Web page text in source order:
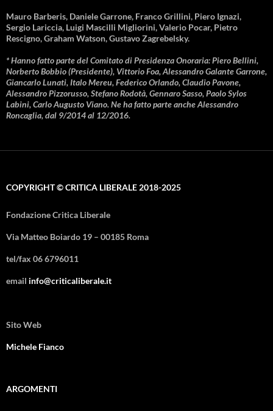
Mauro Barberis, Daniele Garrone, Franco Grillini, Piero Ignazi,
Sergio Lariccia, Luigi Mascilli Migliorini, Valerio Pocar, Pietro
Rescigno, Graham Watson, Gustavo Zagrebelsky.
* Hanno fatto parte del Comitato di Presidenza Onoraria: Piero Bellini,
Norberto Bobbio (Presidente), Vittorio Foa, Alessandro Galante Garrone,
Giancarlo Lunati, Italo Mereu, Federico Orlando, Claudio Pavone,
Alessandro Pizzorusso, Stefano Rodotà, Gennaro Sasso, Paolo Sylos
Labini, Carlo Augusto Viano. Ne ha fatto parte anche Alessandro
Roncaglia, dal 9/2014 al 12/2016.
COPYRIGHT © CRITICA LIBERALE 2018-2025
Fondazione Critica Liberale
Via Matteo Boiardo 19 – 00185 Roma
tel/fax 06 6796011
email info@criticaliberale.it
Sito Web
Michele Fianco
ARGOMENTI